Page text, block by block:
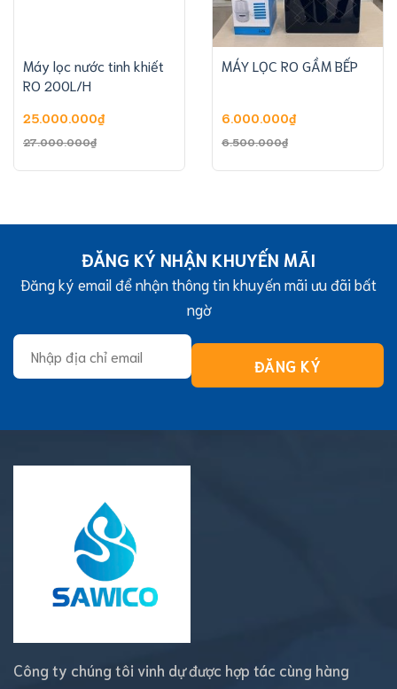
Máy lọc nước tinh khiết
RO 200L/H
27.000.000₫
Giá
25.000.000₫
Giá
25.000.000₫.
MÁY LỌC RO GẦM BẾP
6.500.000₫
Giá
6.000.000₫
Giá
6.000.000₫.
ĐĂNG KÝ NHẬN KHUYẾN MÃI
Đăng ký email để nhận thông tin khuyến mãi ưu đãi bất
ngờ
Công ty chúng tôi vinh dự được hợp tác cùng hàng